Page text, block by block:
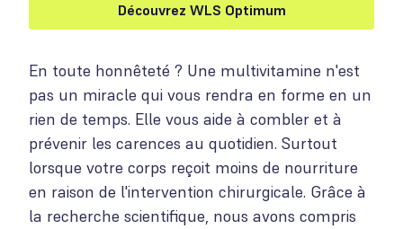
En toute honnêteté ? Une multivitamine n'est
pas un miracle qui vous rendra en forme en un
rien de temps. Elle vous aide à combler et à
prévenir les carences au quotidien. Surtout
lorsque votre corps reçoit moins de nourriture
en raison de l'intervention chirurgicale. Grâce à
la recherche scientifique, nous avons compris
Découvrez WLS Optimum